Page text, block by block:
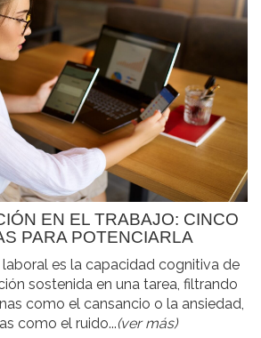
EN EL TRABAJO: CINCO
PARA POTENCIARLA
es la capacidad cognitiva de
sostenida en una tarea, filtrando
como el cansancio o la ansiedad,
como el ruido...(ver más)